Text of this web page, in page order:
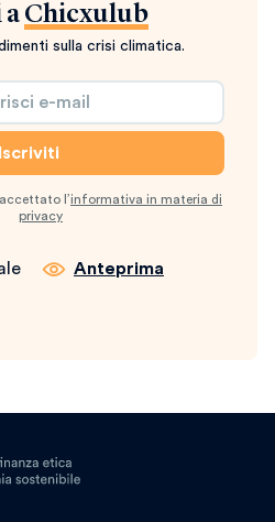
Chicxulub
sulla crisi climatica.
l’informativa in materia di
privacy
Anteprima